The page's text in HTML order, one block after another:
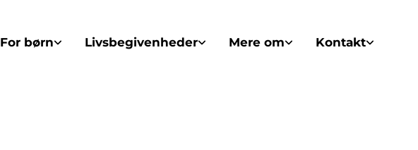
For børn Livsbegivenheder Mere om Kontakt